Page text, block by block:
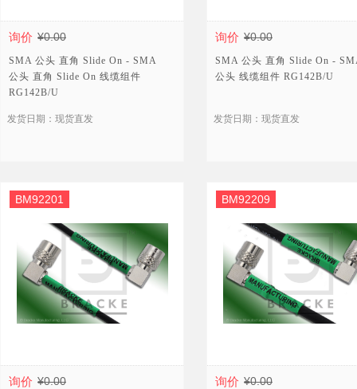
询价 ¥0.00
SMA 公头 直角 Slide On - SMA
公头 直角 Slide On 线缆组件
RG142B/U
发货日期：现货直发
询价 ¥0.00
SMA 公头 直角 Slide On -
公头 线缆组件 RG142B/U
发货日期：现货直发
询价 ¥0.00
BM92201
询价 ¥0.00
BM92209